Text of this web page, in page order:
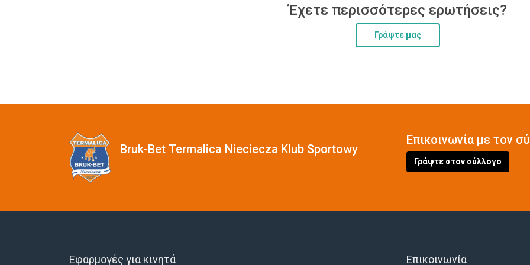
Έχετε περισσότερες ερωτήσεις?
Γράψτε μας
Bruk-Bet Termalica Nieciecza Klub Sportowy
Επικοινωνία με τον
Γράψτε στον σύλλογο
Εφαρμογές για κινητά Επικοινωνία